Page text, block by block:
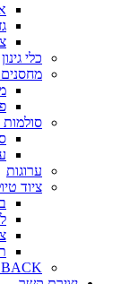
כלי גינון
סולמות
ערוגות
ציוד